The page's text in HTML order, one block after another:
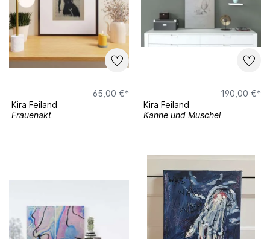
65,00 €*
Kira Feiland
Frauenakt
190,00 €*
Kira Feiland
Kanne und Muschel